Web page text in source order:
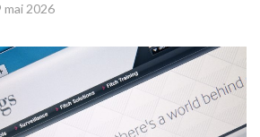
mai 2026